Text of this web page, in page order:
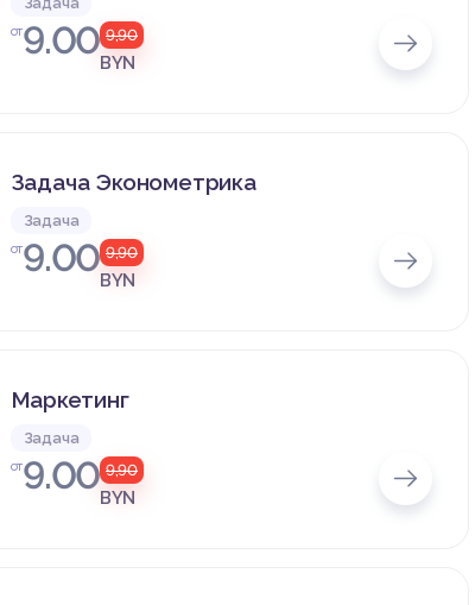
от9.00 9,90
BYN
Задача Эконометрика
Задача
от9.00 9,90
BYN
Маркетинг
Задача
от9.00 9,90
BYN